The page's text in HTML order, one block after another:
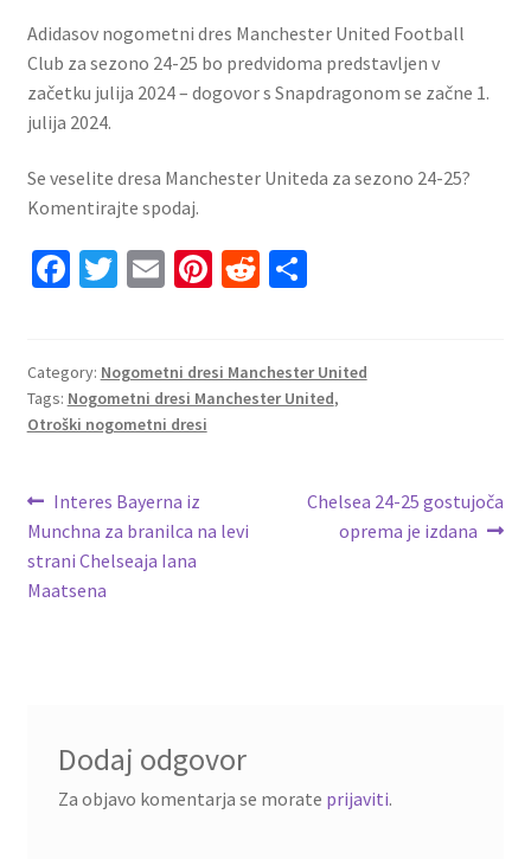
Adidasov nogometni dres Manchester United Football
Club za sezono 24-25 bo predvidoma predstavljen v
začetku julija 2024 – dogovor s Snapdragonom se začne 1.
julija 2024.
Se veselite dresa Manchester Uniteda za sezono 24-25?
Komentirajte spodaj.
Fa
o
o
T
er
E
l
Pi
es
t
R
di
t
S
e
Category: Nogometni dresi Manchester United
Tags: Nogometni dresi Manchester United,
Otroški nogometni dresi
Navigacija
prispevka
Previous
post:
Interes Bayerna iz
Munchna za branilca na levi
strani Chelseaja Iana
Maatsena
Next
post:
Chelsea 24-25 gostujoča
oprema je izdana
Dodaj odgovor
Za objavo komentarja se morate prijaviti.